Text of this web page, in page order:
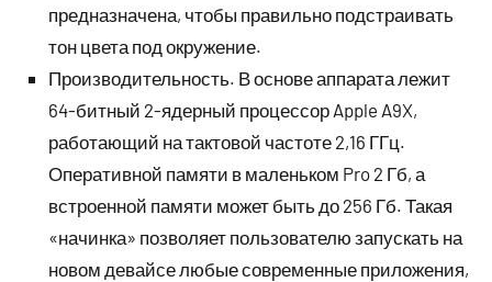
предназначена, чтобы правильно подстраивать
тон цвета под окружение.
Производительность. В основе аппарата лежит
64-битный 2-ядерный процессор Apple A9X,
работающий на тактовой частоте 2,16 ГГц.
Оперативной памяти в маленьком Pro 2 Гб, а
встроенной памяти может быть до 256 Гб. Такая
«начинка» позволяет пользователю запускать на
новом девайсе любые современные приложения,